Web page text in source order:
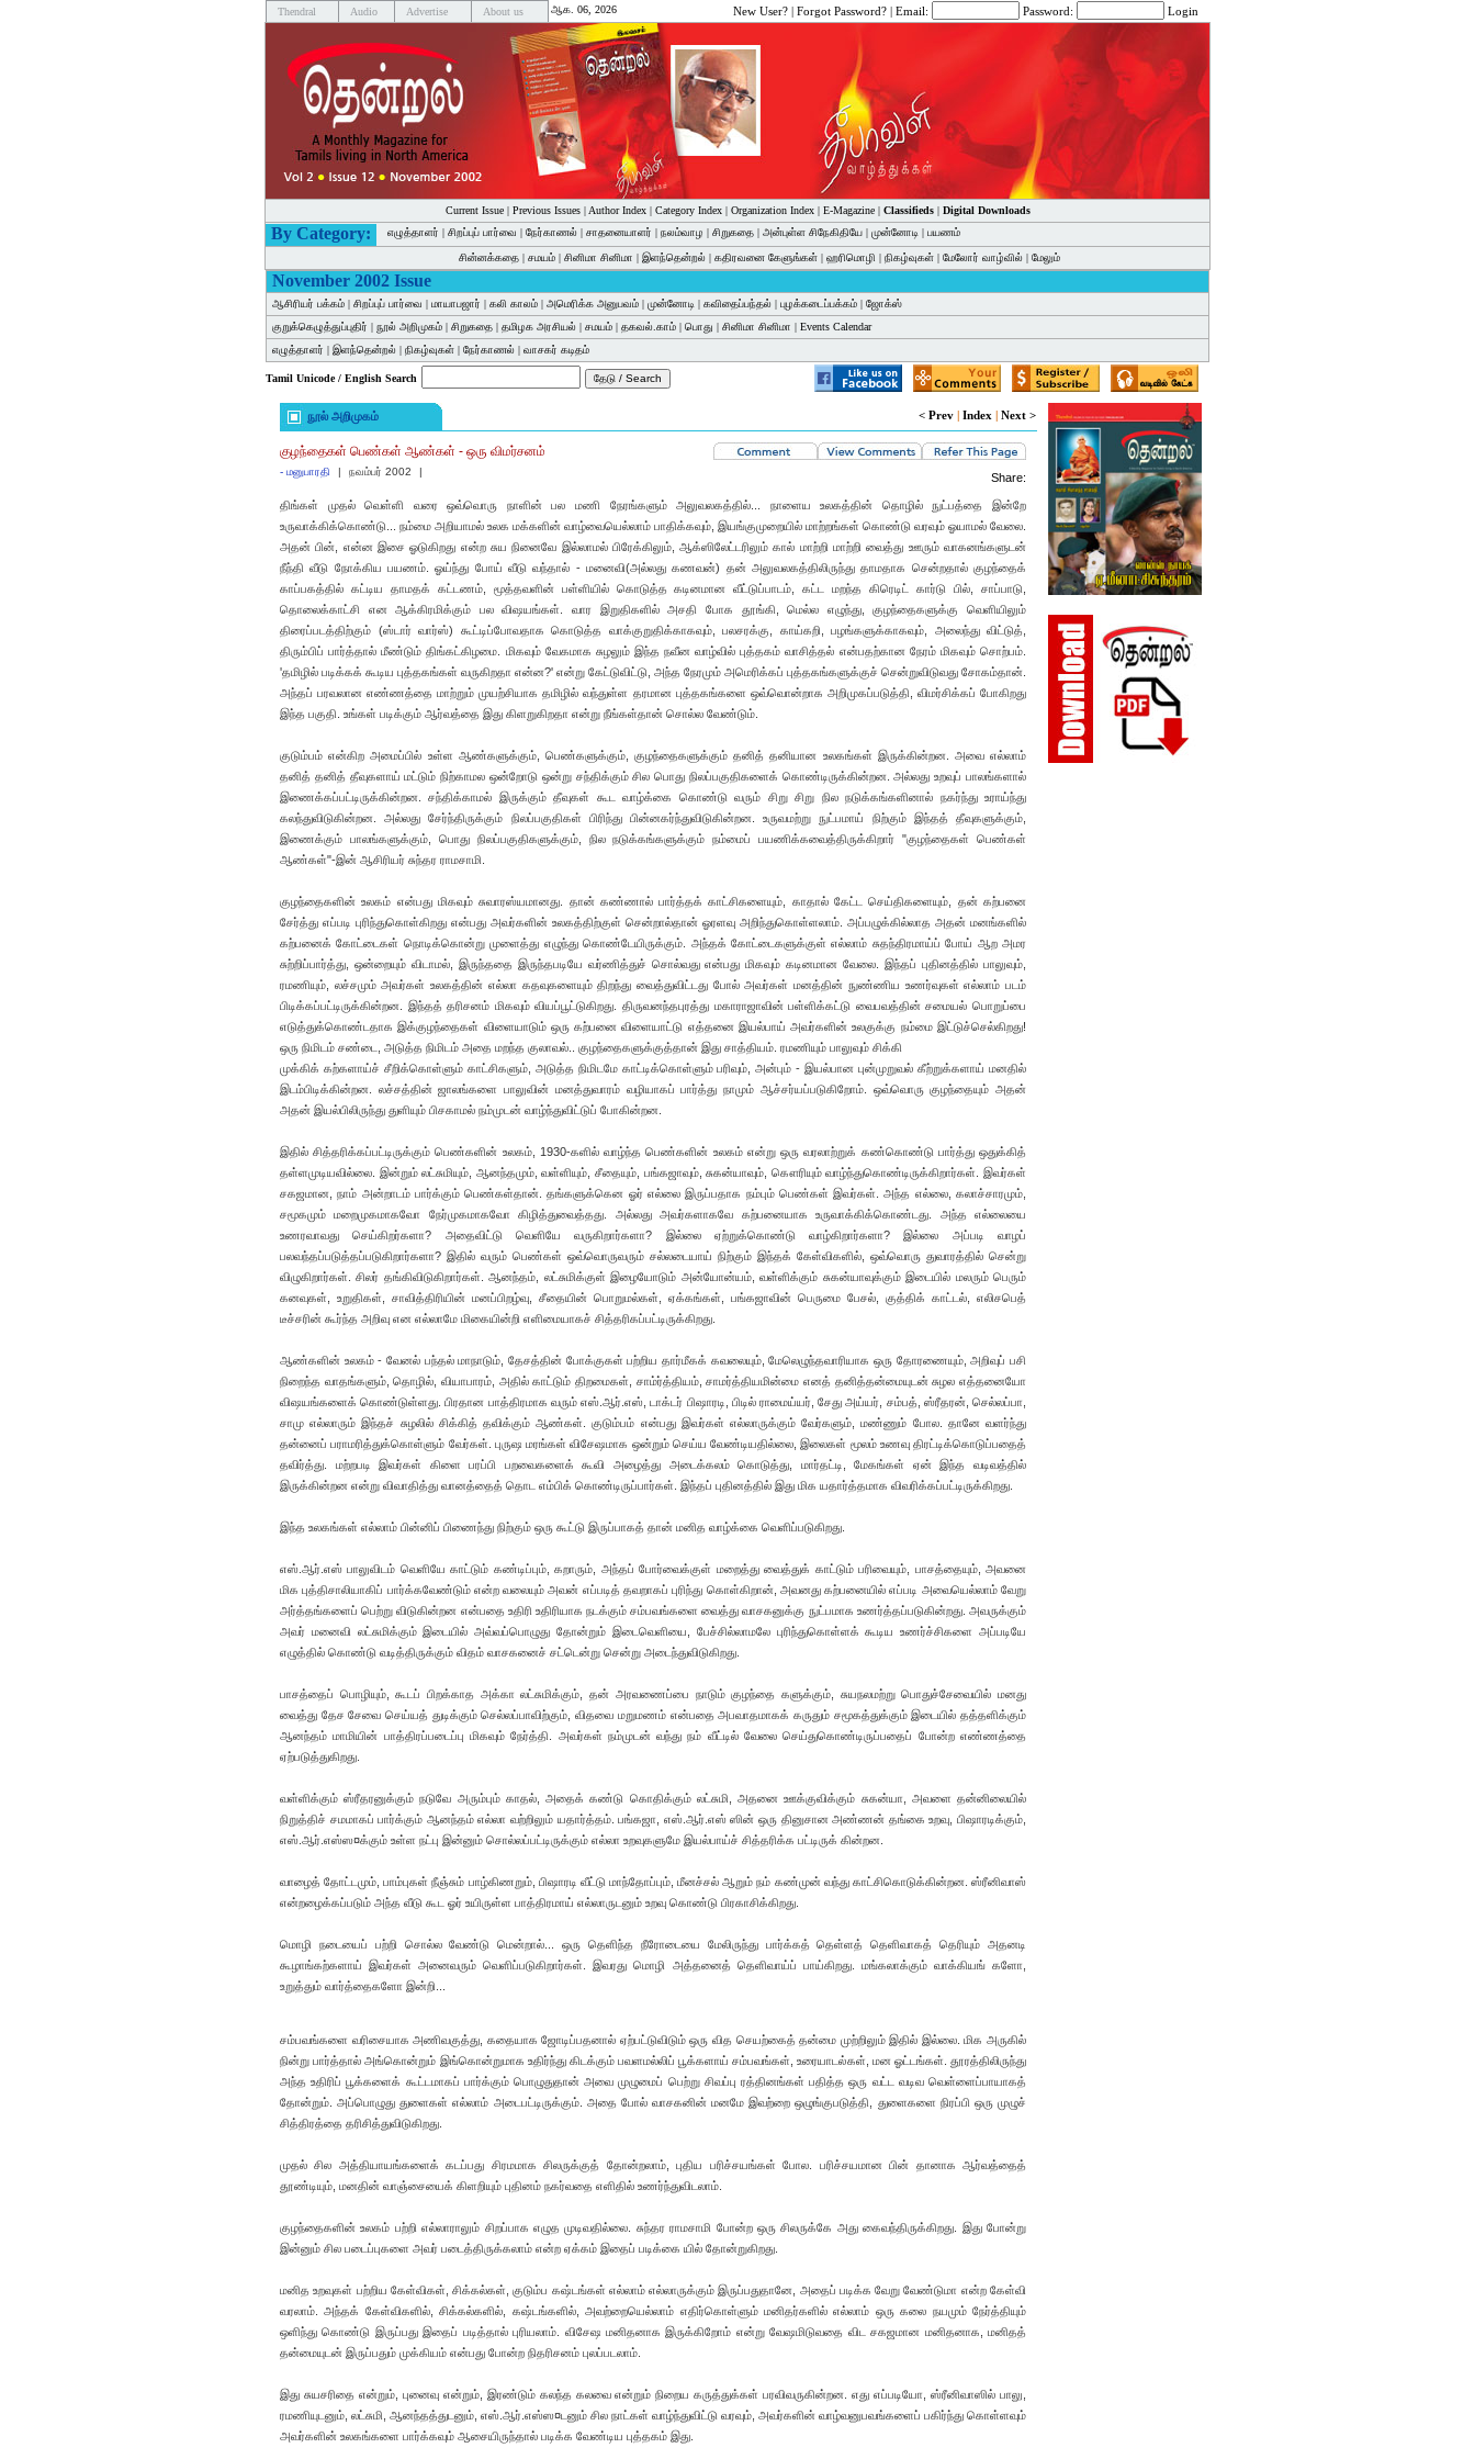
Thendral Audio Advertise About us ஆக. 06, 2026 New User? | Forgot Password? | Email: Password: Login
Current Issue| Previous Issues| Author Index| Category Index| Organization Index| E-Magazine| Classifieds| Digital Downloads
By Category: எழுத்தாளர் | சிறப்புப் பார்வை | நேர்காணல் | சாதனையாளர் | நலம்வாழ | சிறுகதை | அன்புள்ள சிநேகிதியே | முன்னோடி | பயணம்
சின்னக்கதை | சமயம் | சினிமா சினிமா | இளந்தென்றல் | கதிரவனை கேளுங்கள் | ஹரிமொழி | நிகழ்வுகள் | மேலோர் வாழ்வில் | மேலும்
November 2002 Issue
ஆசிரியர் பக்கம் | சிறப்புப் பார்வை | மாயாபஜார் | கலி காலம் | அமெரிக்க அனுபவம் | முன்னோடி | கவிதைப்பந்தல் | புழக்கடைப்பக்கம் | ஜோக்ஸ்
குறுக்கெழுத்துப்புதிர் | நூல் அறிமுகம் | சிறுகதை | தமிழக அரசியல் | சமயம் | தகவல்.காம் | பொது | சினிமா சினிமா | Events Calendar
எழுத்தாளர் | இளந்தென்றல் | நிகழ்வுகள் | நேர்காணல் | வாசகர் கடிதம்
Tamil Unicode / English Search
நூல் அறிமுகம் < Prev | Index | Next >
குழந்தைகள் பெண்கள் ஆண்கள் - ஒரு விமர்சனம்
- மனுபாரதி | நவம்பர் 2002 | Share:
திங்கள் முதல் வெள்ளி வரை ஒவ்வொரு நாளின் பல மணி நேரங்களும் அலுவலகத்தில்... நாளைய உலகத்தின் தொழில் நுட்பத்தை இன்றே
உருவாக்கிக்கொண்டு... நம்மை அறியாமல் உலக மக்களின் வாழ்வையெல்லாம் பாதிக்கவும், இயங்குமுறையில் மாற்றங்கள் கொண்டு வரவும் ஓயாமல் வேலை.
அதன் பின், என்ன இசை ஓடுகிறது என்ற சுய நினைவே இல்லாமல் பிரேக்கிலும், ஆக்ஸிலேட்டரிலும் கால் மாற்றி மாற்றி வைத்து ஊரும் வாகனங்களுடன்
நீந்தி வீடு நோக்கிய பயணம். ஓய்ந்து போய் வீடு வந்தால் - மனைவி(அல்லது கணவன்) தன் அலுவலகத்திலிருந்து தாமதாக சென்றதால் குழந்தைக்
காப்பகத்தில் கட்டிய தாமதக் கட்டணம், மூத்தவளின் பள்ளியில் கொடுத்த கடினமான வீட்டுப்பாடம், கட்ட மறந்த கிரெடிட் கார்டு பில், சாப்பாடு,
தொலைக்காட்சி என ஆக்கிரமிக்கும் பல விஷயங்கள். வார இறுதிகளில் அசதி போக தூங்கி, மெல்ல எழுந்து, குழந்தைகளுக்கு வெளியிலும்
திரைப்படத்திற்கும் (ஸ்டார் வார்ஸ்) கூட்டிப்போவதாக கொடுத்த வாக்குறுதிக்காகவும், பலசரக்கு, காய்கறி, பழங்களுக்காகவும், அலைந்து விட்டுத்,
திரும்பிப் பார்த்தால் மீண்டும் திங்கட்கிழமை. மிகவும் வேகமாக சுழலும் இந்த நவீன வாழ்வில் புத்தகம் வாசித்தல் என்பதற்கான நேரம் மிகவும் சொற்பம்.
'தமிழில் படிக்கக் கூடிய புத்தகங்கள் வருகிறதா என்ன?' என்று கேட்டுவிட்டு, அந்த நேரமும் அமெரிக்கப் புத்தகங்களுக்குச் சென்றுவிடுவது சோகம்தான்.
அந்தப் பரவலான எண்ணத்தை மாற்றும் முயற்சியாக தமிழில் வந்துள்ள தரமான புத்தகங்களை ஒவ்வொன்றாக அறிமுகப்படுத்தி, விமர்சிக்கப் போகிறது
இந்த பகுதி. உங்கள் படிக்கும் ஆர்வத்தை இது கிளறுகிறதா என்று நீங்கள்தான் சொல்ல வேண்டும்.
குடும்பம் என்கிற அமைப்பில் உள்ள ஆண்களுக்கும், பெண்களுக்கும், குழந்தைகளுக்கும் தனித் தனியான உலகங்கள் இருக்கின்றன. அவை எல்லாம்
தனித் தனித் தீவுகளாய் மட்டும் நிற்காமல ஒன்றோடு ஒன்று சந்திக்கும் சில பொது நிலப்பகுதிகளைக் கொண்டிருக்கின்றன. அல்லது உறவுப் பாலங்களால்
இணைக்கப்பட்டிருக்கின்றன. சந்திக்காமல் இருக்கும் தீவுகள் கூட வாழ்க்கை கொண்டு வரும் சிறு சிறு நில நடுக்கங்களினால் நகர்ந்து உராய்ந்து
கலந்துவிடுகின்றன. அல்லது சேர்ந்திருக்கும் நிலப்பகுதிகள் பிரிந்து பின்னகர்ந்துவிடுகின்றன. உருவமற்று நுட்பமாய் நிற்கும் இந்தத் தீவுகளுக்கும்,
இணைக்கும் பாலங்களுக்கும், பொது நிலப்பகுதிகளுக்கும், நில நடுக்கங்களுக்கும் நம்மைப் பயணிக்கவைத்திருக்கிறார் "குழந்தைகள் பெண்கள்
ஆண்கள்"-இன் ஆசிரியர் சுந்தர ராமசாமி.
குழந்தைகளின் உலகம் என்பது மிகவும் சுவாரஸ்யமானது. தான் கண்ணால் பார்த்தக் காட்சிகளையும், காதால் கேட்ட செய்திகளையும், தன் கற்பனை
சேர்த்து எப்படி புரிந்துகொள்கிறது என்பது அவர்களின் உலகத்திற்குள் சென்றால்தான் ஓரளவு அறிந்துகொள்ளலாம். அப்பழுக்கில்லாத அதன் மனங்களில்
கற்பனைக் கோட்டைகள் நொடிக்கொன்று முளைத்து எழுந்து கொண்டேயிருக்கும். அந்தக் கோட்டைகளுக்குள் எல்லாம் சுதந்திரமாய்ப் போய் ஆற அமர
சுற்றிப்பார்த்து, ஒன்றையும் விடாமல், இருந்ததை இருந்தபடியே வர்ணித்துச் சொல்வது என்பது மிகவும் கடினமான வேலை. இந்தப் புதினத்தில் பாலுவும்,
ரமணியும், லச்சமும் அவர்கள் உலகத்தின் எல்லா கதவுகளையும் திறந்து வைத்துவிட்டது போல் அவர்கள் மனத்தின் நுண்ணிய உணர்வுகள் எல்லாம் படம்
பிடிக்கப்பட்டிருக்கின்றன. இந்தத் தரிசனம் மிகவும் வியப்பூட்டுகிறது. திருவனந்தபுரத்து மகாராஜாவின் பள்ளிக்கட்டு வைபவத்தின் சமையல் பொறுப்பை
எடுத்துக்கொண்டதாக இக்குழந்தைகள் விளையாடும் ஒரு கற்பனை விளையாட்டு எத்தனை இயல்பாய் அவர்களின் உலகுக்கு நம்மை இட்டுச்செல்கிறது!
ஒரு நிமிடம் சண்டை, அடுத்த நிமிடம் அதை மறந்த குலாவல்.. குழந்தைகளுக்குத்தான் இது சாத்தியம். ரமணியும் பாலுவும் சிக்கி
முக்கிக் கற்களாய்ச் சீறிக்கொள்ளும் காட்சிகளும், அடுத்த நிமிடமே காட்டிக்கொள்ளும் பரிவும், அன்பும் - இயல்பான புன்முறுவல் கீற்றுக்களாய் மனதில்
இடம்பிடிக்கின்றன. லச்சத்தின் ஜாலங்களை பாலுவின் மனத்துவாரம் வழியாகப் பார்த்து நாமும் ஆச்சர்யப்படுகிறோம். ஒவ்வொரு குழந்தையும் அதன்
அதன் இயல்பிலிருந்து துளியும் பிசகாமல் நம்முடன் வாழ்ந்துவிட்டுப் போகின்றன.
இதில் சித்தரிக்கப்பட்டிருக்கும் பெண்களின் உலகம், 1930-களில் வாழ்ந்த பெண்களின் உலகம் என்று ஒரு வரலாற்றுக் கண்கொண்டு பார்த்து ஒதுக்கித்
தள்ளமுடியவில்லை. இன்றும் லட்சுமியும், ஆனந்தமும், வள்ளியும், சீதையும், பங்கஜாவும், சுகன்யாவும், கௌரியும் வாழ்ந்துகொண்டிருக்கிறார்கள். இவர்கள்
சகஜமான, நாம் அன்றாடம் பார்க்கும் பெண்கள்தான். தங்களுக்கென ஓர் எல்லை இருப்பதாக நம்பும் பெண்கள் இவர்கள். அந்த எல்லை, கலாச்சாரமும்,
சமூகமும் மறைமுகமாகவோ நேர்முகமாகவோ கிழித்துவைத்தது. அல்லது அவர்களாகவே கற்பனையாக உருவாக்கிக்கொண்டது. அந்த எல்லையை
உணரவாவது செய்கிறர்களா? அதைவிட்டு வெளியே வருகிறார்களா? இல்லை ஏற்றுக்கொண்டு வாழ்கிறார்களா? இல்லை அப்படி வாழப்
பலவந்தப்படுத்தப்படுகிறார்களா? இதில் வரும் பெண்கள் ஒவ்வொருவரும் சல்லடையாய் நிற்கும் இந்தக் கேள்விகளில், ஒவ்வொரு துவாரத்தில் சென்று
விழுகிறார்கள். சிலர் தங்கிவிடுகிறார்கள். ஆனந்தம், லட்சுமிக்குள் இழையோடும் அன்யோன்யம், வள்ளிக்கும் சுகன்யாவுக்கும் இடையில் மலரும் பெரும்
கனவுகள், உறுதிகள், சாவித்திரியின் மனப்பிறழ்வு, சீதையின் பொறுமல்கள், ஏக்கங்கள், பங்கஜாவின் பெருமை பேசல், குத்திக் காட்டல், எலிசபெத்
டீச்சரின் கூர்ந்த அறிவு என எல்லாமே மிகையின்றி எளிமையாகச் சித்தரிகப்பட்டிருக்கிறது.
ஆண்களின் உலகம் - வேனல் பந்தல் மாநாடும், தேசத்தின் போக்குகள் பற்றிய தார்மீகக் கவலையும், மேலெழுந்தவாரியாக ஒரு தோரணையும், அறிவுப் பசி
நிறைந்த வாதங்களும், தொழில், வியாபாரம், அதில் காட்டும் திறமைகள், சாம்ர்த்தியம், சாமர்த்தியமின்மை எனத் தனித்தன்மையுடன் சுழல எத்தனையோ
விஷயங்களைக் கொண்டுள்ளது. பிரதான பாத்திரமாக வரும் எஸ்.ஆர்.எஸ், டாக்டர் பிஷாரடி, பிடில் ராமைய்யர், சேது அய்யர், சம்பத், ஸ்ரீதரன், செல்லப்பா,
சாமு எல்லாரும் இந்தச் சுழலில் சிக்கித் தவிக்கும் ஆண்கள். குடும்பம் என்பது இவர்கள் எல்லாருக்கும் வேர்களும், மண்ணும் போல. தானே வளர்ந்து
தன்னைப் பராமரித்துக்கொள்ளும் வேர்கள். புருஷ மரங்கள் விசேஷமாக ஒன்றும் செய்ய வேண்டியதில்லை, இலைகள் மூலம் உணவு திரட்டிக்கொடுப்பதைத்
தவிர்த்து. மற்றபடி இவர்கள் கிளை பரப்பி பறவைகளைக் கூவி அழைத்து அடைக்கலம் கொடுத்து, மார்தட்டி, மேகங்கள் ஏன் இந்த வடிவத்தில்
இருக்கின்றன என்று விவாதித்து வானத்தைத் தொட எம்பிக் கொண்டிருப்பார்கள். இந்தப் புதினத்தில் இது மிக யதார்த்தமாக விவரிக்கப்பட்டிருக்கிறது.
இந்த உலகங்கள் எல்லாம் பின்னிப் பிணைந்து நிற்கும் ஒரு கூட்டு இருப்பாகத் தான் மனித வாழ்க்கை வெளிப்படுகிறது.
எஸ்.ஆர்.எஸ் பாலுவிடம் வெளியே காட்டும் கண்டிப்பும், கறாரும், அந்தப் போர்வைக்குள் மறைத்து வைத்துக் காட்டும் பரிவையும், பாசத்தையும், அவனை
மிக புத்திசாலியாகிப் பார்க்கவேண்டும் என்ற வலையும் அவன் எப்படித் தவறாகப் புரிந்து கொள்கிறான், அவனது கற்பனையில் எப்படி அவையெல்லாம் வேறு
அர்த்தங்களைப் பெற்று விடுகின்றன என்பதை உதிரி உதிரியாக நடக்கும் சம்பவங்களை வைத்து வாசகனுக்கு நுட்பமாக உணர்த்தப்படுகின்றது. அவருக்கும்
அவர் மனைவி லட்சுமிக்கும் இடையில் அவ்வப்பொழுது தோன்றும் இடைவெளியை, பேச்சில்லாமலே புரிந்துகொள்ளக் கூடிய உணர்ச்சிகளை அப்படியே
எழுத்தில் கொண்டு வடித்திருக்கும் விதம் வாசகனைச் சட்டென்று சென்று அடைந்துவிடுகிறது.
பாசத்தைப் பொழியும், கூடப் பிறக்காத அக்கா லட்சுமிக்கும், தன் அரவணைப்பை நாடும் குழந்தை களுக்கும், சுயநலமற்று பொதுச்சேவையில் மனது
வைத்து தேச சேவை செய்யத் துடிக்கும் செல்லப்பாவிற்கும், விதவை மறுமணம் என்பதை அபவாதமாகக் கருதும் சமூகத்துக்கும் இடையில் தத்தளிக்கும்
ஆனந்தம் மாமியின் பாத்திரப்படைப்பு மிகவும் நேர்த்தி. அவர்கள் நம்முடன் வந்து நம் வீட்டில் வேலை செய்துகொண்டிருப்பதைப் போன்ற எண்ணத்தை
ஏற்படுத்துகிறது.
வள்ளிக்கும் ஸ்ரீதரனுக்கும் நடுவே அரும்பும் காதல், அதைக் கண்டு கொதிக்கும் லட்சுமி, அதனை ஊக்குவிக்கும் சுகன்யா, அவளை தன்னிலையில்
நிறுத்திச் சமமாகப் பார்க்கும் ஆனந்தம் எல்லா வற்றிலும் யதார்த்தம். பங்கஜா, எஸ்.ஆர்.எஸ் ஸின் ஒரு தினுசான அண்ணன் தங்கை உறவு, பிஷாரடிக்கும்,
எஸ்.ஆர்.எஸ்ஸ¤க்கும் உள்ள நட்பு இன்னும் சொல்லப்பட்டிருக்கும் எல்லா உறவுகளுமே இயல்பாய்ச் சித்தரிக்க பட்டிருக் கின்றன.
வாழைத் தோட்டமும், பாம்புகள் நீஞ்சும் பாழ்கிணறும், பிஷாரடி வீட்டு மாந்தோப்பும், மீனச்சல் ஆறும் நம் கண்முன் வந்து காட்சிகொடுக்கின்றன. ஸ்ரீனிவாஸ்
என்றழைக்கப்படும் அந்த வீடு கூட ஓர் உயிருள்ள பாத்திரமாய் எல்லாருடனும் உறவு கொண்டு பிரகாசிக்கிறது.
மொழி நடையைப் பற்றி சொல்ல வேண்டு மென்றால்... ஒரு தெளிந்த நீரோடையை மேலிருந்து பார்க்கத் தெள்ளத் தெளிவாகத் தெரியும் அதனடி
கூழாங்கற்களாய் இவர்கள் அனைவரும் வெளிப்படுகிறார்கள். இவரது மொழி அத்தனைத் தெளிவாய்ப் பாய்கிறது. மங்கலாக்கும் வாக்கியங் களோ,
உறுத்தும் வார்த்தைகளோ இன்றி...
சம்பவங்களை வரிசையாக அணிவகுத்து, கதையாக ஜோடிப்பதனால் ஏற்பட்டுவிடும் ஒரு வித செயற்கைத் தன்மை முற்றிலும் இதில் இல்லை. மிக அருகில்
நின்று பார்த்தால் அங்கொன்றும் இங்கொன்றுமாக உதிர்ந்து கிடக்கும் பவளமல்லிப் பூக்களாய் சம்பவங்கள், உரையாடல்கள், மன ஓட்டங்கள். தூரத்திலிருந்து
அந்த உதிரிப் பூக்களைக் கூட்டமாகப் பார்க்கும் பொழுதுதான் அவை முழுமைப் பெற்று சிவப்பு ரத்தினங்கள் பதித்த ஒரு வட்ட வடிவ வெள்ளைப்பாயாகத்
தோன்றும். அப்பொழுது துளைகள் எல்லாம் அடைபட்டிருக்கும். அதை போல் வாசகனின் மனமே இவற்றை ஒழுங்குபடுத்தி, துளைகளை நிரப்பி ஒரு முழுச்
சித்திரத்தை தரிசித்துவிடுகிறது.
முதல் சில அத்தியாயங்களைக் கடப்பது சிரமமாக சிலருக்குத் தோன்றலாம், புதிய பரிச்சயங்கள் போல. பரிச்சயமான பின் தானாக ஆர்வத்தைத்
தூண்டியும், மனதின் வாஞ்சையைக் கிளறியும் புதினம் நகர்வதை எளிதில் உணர்ந்துவிடலாம்.
குழந்தைகளின் உலகம் பற்றி எல்லாராலும் சிறப்பாக எழுத முடிவதில்லை. சுந்தர ராமசாமி போன்ற ஒரு சிலருக்கே அது கைவந்திருக்கிறது. இது போன்று
இன்னும் சில படைப்புகளை அவர் படைத்திருக்கலாம் என்ற ஏக்கம் இதைப் படிக்கை யில் தோன்றுகிறது.
மனித உறவுகள் பற்றிய கேள்விகள், சிக்கல்கள், குடும்ப கஷ்டங்கள் எல்லாம் எல்லாருக்கும் இருப்பதுதானே, அதைப் படிக்க வேறு வேண்டுமா என்ற கேள்வி
வரலாம். அந்தக் கேள்விகளில், சிக்கல்களில், கஷ்டங்களில், அவற்றையெல்லாம் எதிர்கொள்ளும் மனிதர்களில் எல்லாம் ஒரு கலை நயமும் நேர்த்தியும்
ஒளிந்து கொண்டு இருப்பது இதைப் படித்தால் புரியலாம். விசேஷ மனிதனாக இருக்கிறோம் என்று வேஷமிடுவதை விட சகஜமான மனிதனாக, மனிதத்
தன்மையுடன் இருப்பதும் முக்கியம் என்பது போன்ற நிதரிசனம் புலப்படலாம்.
இது சுயசரிதை என்றும், புனைவு என்றும், இரண்டும் கலந்த கலவை என்றும் நிறைய கருத்துக்கள் பரவிவருகின்றன. எது எப்படியோ, ஸ்ரீனிவாஸில் பாலு,
ரமணியுடனும், லட்சுமி, ஆனந்தத்துடனும், எஸ்.ஆர்.எஸ்ஸ¤டனும் சில நாட்கள் வாழ்ந்துவிட்டு வரவும், அவர்களின் வாழ்வனுபவங்களைப் பகிர்ந்து கொள்ளவும்
அவர்களின் உலகங்களை பார்க்கவும் ஆசையிருந்தால் படிக்க வேண்டிய புத்தகம் இது.